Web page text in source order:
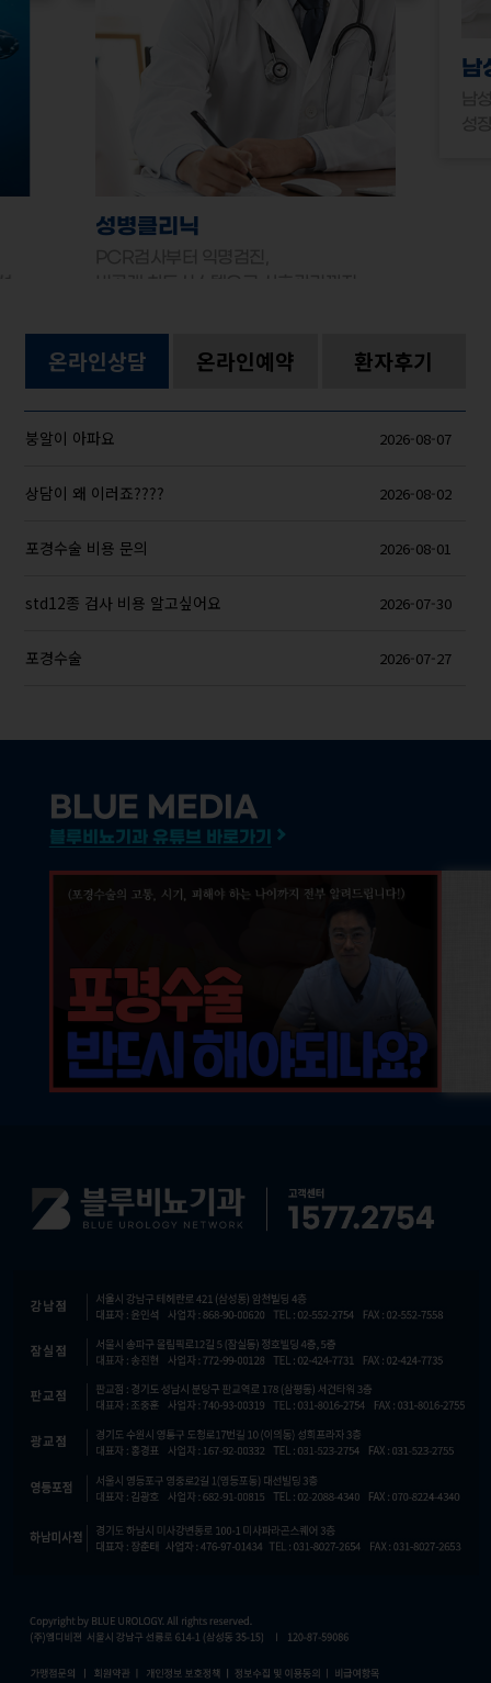
성병클리닉
남
온라인상담 온라인예약 환자후기
붕알이 아파요 2026-08-07
상담이 왜 이러죠???? 2026-08-02
포경수술 비용 문의 2026-08-01
std12종 검사 비용 알고싶어요 2026-07-30
포경수술 2026-07-27
BLUE MEDIA
블루비뇨기과 유튜브 바로가기